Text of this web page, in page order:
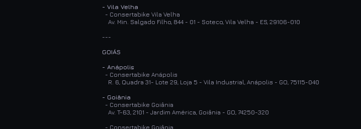
- Vila Velha
- Consertabike Vila Velha
Av. Min. Salgado Filho, 844 - 01 - Soteco, Vila Velha - ES, 29106-010
---
GOIÁS
- Anápolis
- Consertabike Anápolis
R. 6, Quadra 31- Lote 29, Loja 5 - Vila Industrial, Anápolis - GO, 75115-040
- Goiânia
- Consertabike Goiânia
Av. T-63, 2101 - Jardim América, Goiânia - GO, 74250-320
- Consertabike Goiânia